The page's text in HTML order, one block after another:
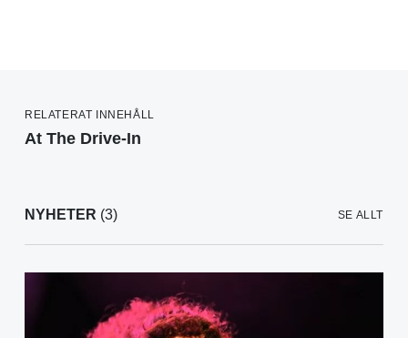
RELATERAT INNEHÅLL
At The Drive-In
NYHETER (3) SE ALLT